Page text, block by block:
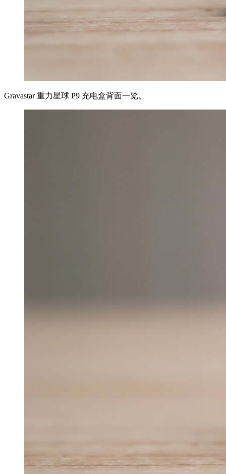
Gravastar 重力星球 P9 充电盒背面一览。